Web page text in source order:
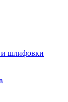
и шлифовки